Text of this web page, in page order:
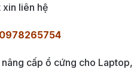
xin liên hệ
0978265754
cấp ổ cứng cho Laptop,